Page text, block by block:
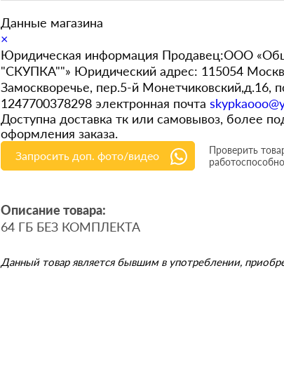
Данные магазина
×
Юридическая информация Продавец:ООО
"СКУПКА""» Юридический адрес: 115054
Замоскворечье, пер.5-й
1247700378298 электронная почта
Доступна доставка тк или самовывоз, более
оформления заказа.
Запросить доп. фото/видео
Проверить
Описание товара:
64 ГБ БЕЗ КОМПЛЕКТА
Данный товар является бывшим в употреблении,